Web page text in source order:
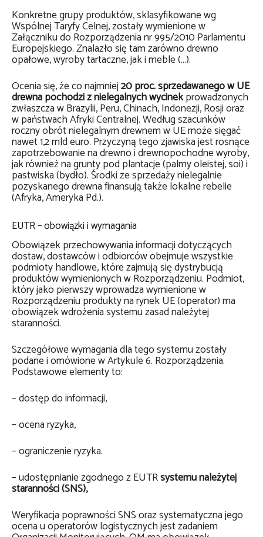
Konkretne grupy produktów, sklasyfikowane wg
Wspólnej Taryfy Celnej, zostały wymienione w
Załączniku do Rozporządzenia nr 995/2010 Parlamentu
Europejskiego. Znalazło się tam zarówno drewno
opałowe, wyroby tartaczne, jak i meble (…).
Ocenia się, że co najmniej20 proc. sprzedawanego w UE
drewna pochodzi z nielegalnych wycinekprowadzonych
zwłaszcza w Brazylii, Peru, Chinach, Indonezji, Rosji oraz
w państwach Afryki Centralnej. Według szacunków
roczny obrót nielegalnym drewnem w UE może sięgać
nawet 1,2 mld euro. Przyczyną tego zjawiska jest rosnące
zapotrzebowanie na drewno i drewnopochodne wyroby,
jak również na grunty pod plantacje (palmy oleistej, soi) i
pastwiska (bydło). Środki ze sprzedaży nielegalnie
pozyskanego drewna finansują także lokalne rebelie
(Afryka, Ameryka Pd.).
EUTR – obowiązki i wymagania
Obowiązek przechowywania informacji dotyczących
dostaw, dostawców i odbiorców obejmuje wszystkie
podmioty handlowe, które zajmują się dystrybucją
produktów wymienionych w Rozporządzeniu. Podmiot,
który jako pierwszy wprowadza wymienione w
Rozporządzeniu produkty na rynek UE (operator) ma
obowiązek wdrożenia systemu zasad należytej
staranności.
Szczegółowe wymagania dla tego systemu zostały
podane i omówione w Artykule 6. Rozporządzenia.
Podstawowe elementy to:
– dostęp do informacji,
– ocena ryzyka,
– ograniczenie ryzyka.
– udostępnianie zgodnego z EUTRsystemu należytej
staranności (SNS),
Weryfikacja poprawności SNS oraz systematyczna jego
ocena u operatorów logistycznych jest zadaniem